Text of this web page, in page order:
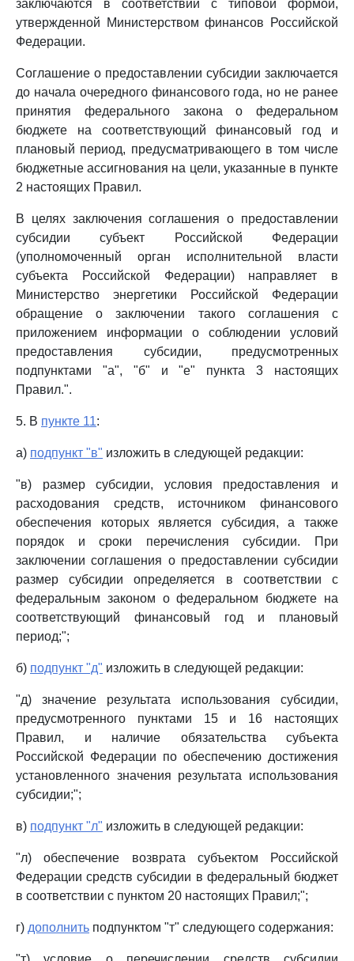
заключаются в соответствии с типовой формой,
утвержденной Министерством финансов Российской
Федерации.
Соглашение о предоставлении субсидии заключается
до начала очередного финансового года, но не ранее
принятия федерального закона о федеральном
бюджете на соответствующий финансовый год и
плановый период, предусматривающего в том числе
бюджетные ассигнования на цели, указанные в пункте
2 настоящих Правил.
В целях заключения соглашения о предоставлении
субсидии субъект Российской Федерации
(уполномоченный орган исполнительной власти
субъекта Российской Федерации) направляет в
Министерство энергетики Российской Федерации
обращение о заключении такого соглашения с
приложением информации о соблюдении условий
предоставления субсидии, предусмотренных
подпунктами "а", "б" и "е" пункта 3 настоящих
Правил.".
5. В пункте 11:
а) подпункт "в" изложить в следующей редакции:
"в) размер субсидии, условия предоставления и
расходования средств, источником финансового
обеспечения которых является субсидия, а также
порядок и сроки перечисления субсидии. При
заключении соглашения о предоставлении субсидии
размер субсидии определяется в соответствии с
федеральным законом о федеральном бюджете на
соответствующий финансовый год и плановый
период;";
б) подпункт "д" изложить в следующей редакции:
"д) значение результата использования субсидии,
предусмотренного пунктами 15 и 16 настоящих
Правил, и наличие обязательства субъекта
Российской Федерации по обеспечению достижения
установленного значения результата использования
субсидии;";
в) подпункт "л" изложить в следующей редакции:
"л) обеспечение возврата субъектом Российской
Федерации средств субсидии в федеральный бюджет
в соответствии с пунктом 20 настоящих Правил;";
г) дополнить подпунктом "т" следующего содержания: